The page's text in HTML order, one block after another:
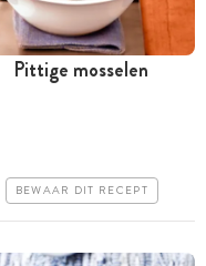
Erg makkelijk
Pittige mosselen
BEWAAR DIT RECEPT